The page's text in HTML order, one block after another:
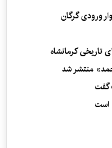
ورودی گرگان
تاریخی کرمانشاه
منتشر شد
گفت
است